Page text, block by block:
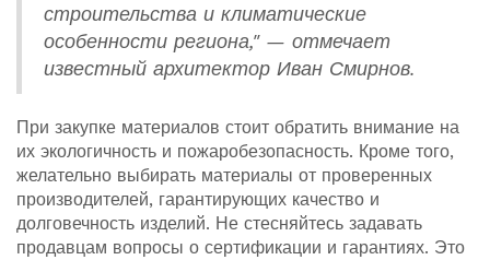
строительства и климатические
особенности региона," — отмечает
известный архитектор Иван Смирнов.
При закупке материалов стоит обратить внимание на
их экологичность и пожаробезопасность. Кроме того,
желательно выбирать материалы от проверенных
производителей, гарантирующих качество и
долговечность изделий. Не стесняйтесь задавать
продавцам вопросы о сертификации и гарантиях. Это